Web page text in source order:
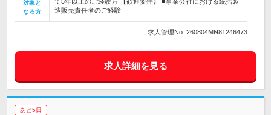
対象と
なる方
造販売責任者のご経験
求人管理No. 260804MN81246473
求人詳細を見る
あと5日